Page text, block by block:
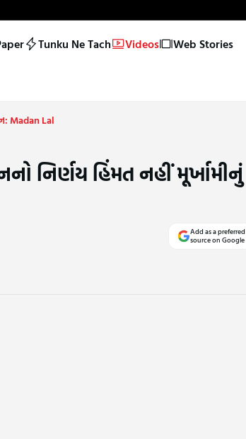
Tunku Ne Tach Videos Web Stories
Madan Lal
નિર્ણય હિંમત નહીં મૂર્ખામીનું
Add as a preferred
source on Google